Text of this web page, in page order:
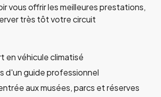
vous offrir les meilleures prestations,
très tôt votre circuit
en véhicule climatisé
d'un guide professionnel
aux musées, parcs et réserves